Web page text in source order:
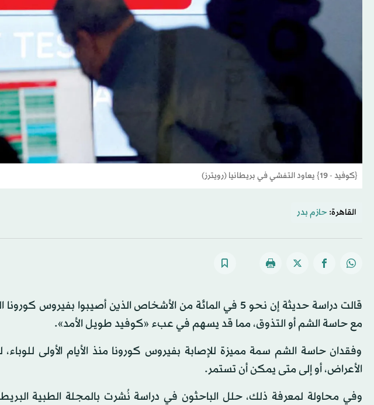
{كوفيد - 19} يعاود التفشي في بريطانيا (رويترز)
القاهرة: حازم بدر
قالت دراسة حديثة إن نحو 5 في المائة من الأشخاص الذين أصيبوا
مع حاسة الشم أو التذوق، مما قد يسهم في عبء «كوفيد طويل الأمد».
وفقدان حاسة الشم سمة مميزة للإصابة بفيروس كورونا منذ الأيام الأولى
الأعراض، أو إلى متى يمكن أن تستمر.